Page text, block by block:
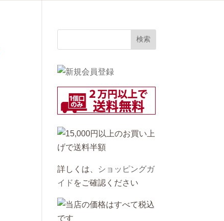
詳しくは、
ショッピングガ
イド をご確認ください